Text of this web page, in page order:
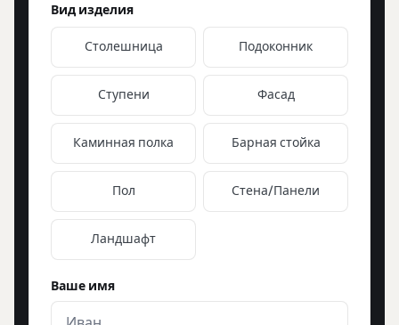
Вид изделия
Столешница Подоконник
Ступени Фасад
Каминная полка Барная стойка
Пол Стена/Панели
Ландшафт
Ваше имя